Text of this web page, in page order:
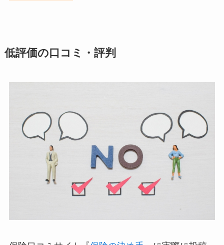
低評価の口コミ・評判